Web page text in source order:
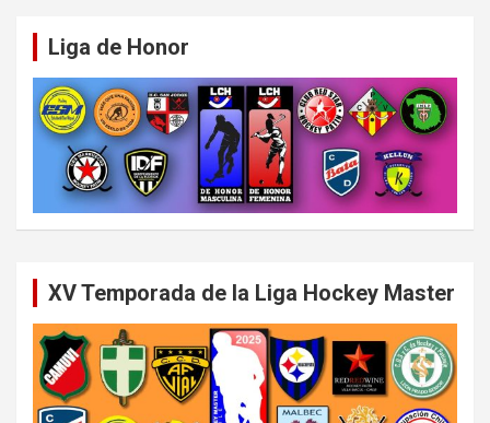
Liga de Honor
XV Temporada de la Liga Hockey Master